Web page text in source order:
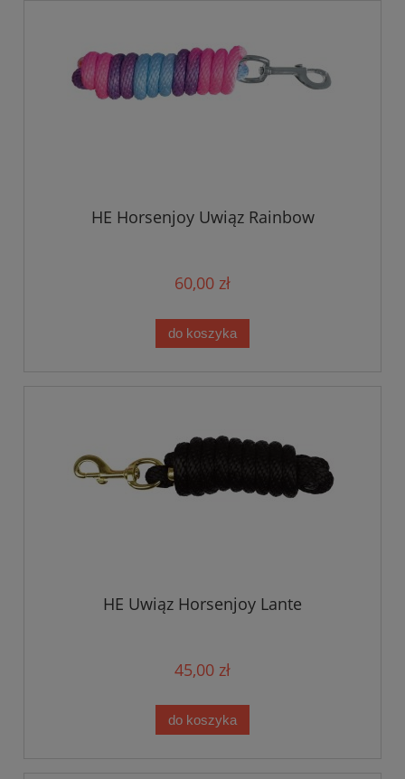
HE Horsenjoy Uwiąz Rainbow
60,00 zł
do koszyka
HE Uwiąz Horsenjoy Lante
45,00 zł
do koszyka